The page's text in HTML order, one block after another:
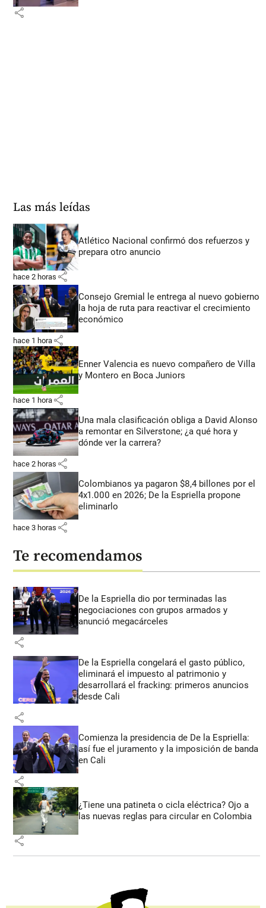
share
Las más leídas
Atlético Nacional confirmó dos refuerzos y
prepara otro anuncio
hace 2 horas share
Consejo Gremial le entrega al nuevo gobierno
la hoja de ruta para reactivar el crecimiento
económico
hace 1 hora share
Enner Valencia es nuevo compañero de Villa
y Montero en Boca Juniors
hace 1 hora share
Una mala clasificación obliga a David Alonso
a remontar en Silverstone; ¿a qué hora y
dónde ver la carrera?
hace 2 horas share
Colombianos ya pagaron $8,4 billones por el
4x1.000 en 2026; De la Espriella propone
eliminarlo
hace 3 horas share
Te recomendamos
De la Espriella dio por terminadas las
negociaciones con grupos armados y
anunció megacárceles
share
De la Espriella congelará el gasto público,
eliminará el impuesto al patrimonio y
desarrollará el fracking: primeros anuncios
desde Cali
share
Comienza la presidencia de De la Espriella:
así fue el juramento y la imposición de banda
en Cali
share
¿Tiene una patineta o cicla eléctrica? Ojo a
las nuevas reglas para circular en Colombia
share